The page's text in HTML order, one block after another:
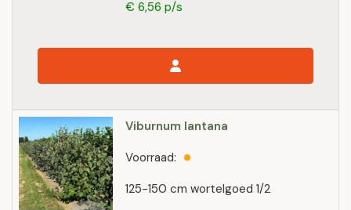
€ 6,56 p/s
Viburnum lantana
125-150 cm wortelgoed 1/2
Voorraad: